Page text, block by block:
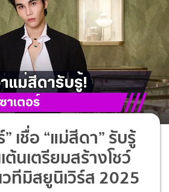
เชื่อ “แม่สีดา” รับรู้
ต้นเตรียมสร้างโชว์
วทีมิสยูนิเวิร์ส 2025